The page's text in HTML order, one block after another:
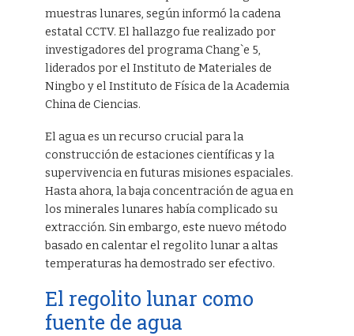
muestras lunares, según informó la cadena
estatal CCTV. El hallazgo fue realizado por
investigadores del programa Chang`e 5,
liderados por el Instituto de Materiales de
Ningbo y el Instituto de Física de la Academia
China de Ciencias.
El agua es un recurso crucial para la
construcción de estaciones científicas y la
supervivencia en futuras misiones espaciales.
Hasta ahora, la baja concentración de agua en
los minerales lunares había complicado su
extracción. Sin embargo, este nuevo método
basado en calentar el regolito lunar a altas
temperaturas ha demostrado ser efectivo.
El regolito lunar como
fuente de agua